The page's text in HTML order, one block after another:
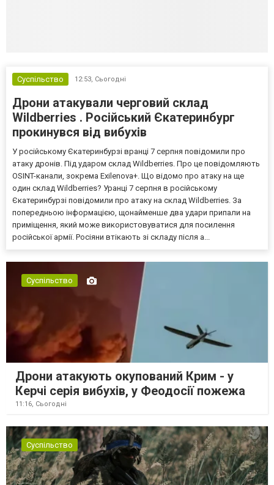
Суспільство 12:53, Сьогодні
Дрони атакували черговий склад
Wildberries . Російський Єкатеринбург
прокинувся від вибухів
У російському Єкатеринбурзі вранці 7 серпня повідомили про
атаку дронів. Під ударом склад Wildberries. Про це повідомляють
OSINT-канали, зокрема Exilenova+. Що відомо про атаку на ще
один склад Wildberries? Уранці 7 серпня в російському
Єкатеринбурзі повідомили про атаку на склад Wildberries. За
попередньою інформацією, щонайменше два удари припали на
приміщення, який може використовуватися для посилення
російської армії. Росіяни втікають зі складу після а...
Суспільство
Дрони атакують окупований Крим - у
Керчі серія вибухів, у Феодосії пожежа
11:16, Сьогодні
Суспільство